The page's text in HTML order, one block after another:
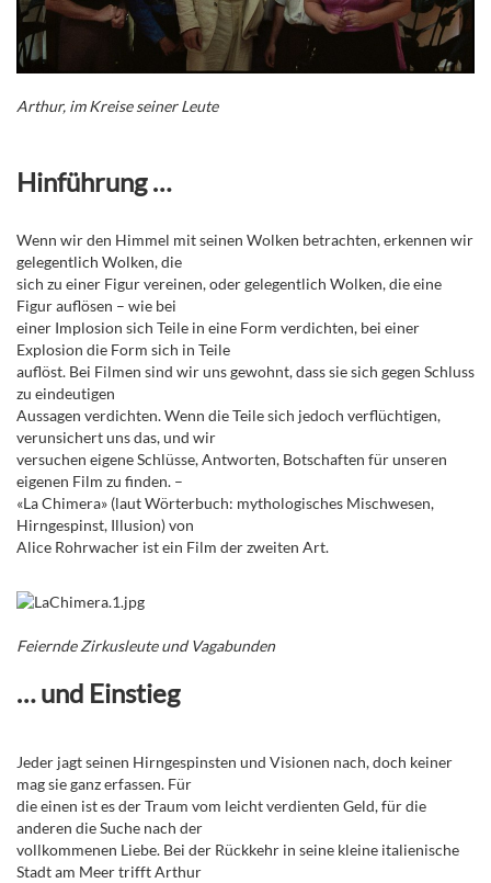
Arthur, im Kreise seiner Leute
Hinführung …
Wenn wir den Himmel mit seinen Wolken betrachten, erkennen wir
gelegentlich Wolken, die
sich zu einer Figur vereinen, oder gelegentlich Wolken, die eine
Figur auflösen – wie bei
einer Implosion sich Teile in eine Form verdichten, bei einer
Explosion die Form sich in Teile
auflöst. Bei Filmen sind wir uns gewohnt, dass sie sich gegen Schluss
zu eindeutigen
Aussagen verdichten. Wenn die Teile sich jedoch verflüchtigen,
verunsichert uns das, und wir
versuchen eigene Schlüsse, Antworten, Botschaften für unseren
eigenen Film zu finden. –
«La Chimera» (laut Wörterbuch: mythologisches Mischwesen,
Hirngespinst, Illusion) von
Alice Rohrwacher ist ein Film der zweiten Art.
Feiernde Zirkusleute und Vagabunden
… und Einstieg
Jeder jagt seinen Hirngespinsten und Visionen nach, doch keiner
mag sie ganz erfassen. Für
die einen ist es der Traum vom leicht verdienten Geld, für die
anderen die Suche nach der
vollkommenen Liebe. Bei der Rückkehr in seine kleine italienische
Stadt am Meer trifft Arthur